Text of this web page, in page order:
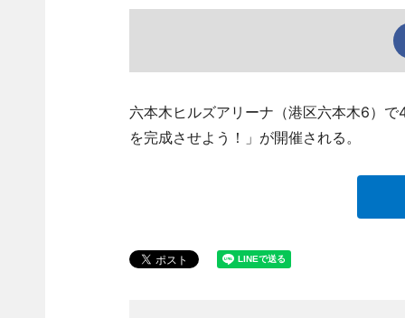
六本木ヒルズアリーナ（港区六本木6）
を完成させよう！」が開催される。